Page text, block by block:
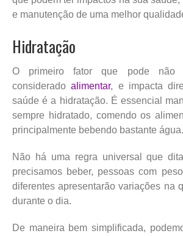
e manutenção de uma melhor
Hidratação
O primeiro fator que pode não
consideradoalimentar, e impacta
saúde é a hidratação. É essencial
sempre hidratado, comendo os
principalmente bebendo bastante água.
Não há uma regra universal que
precisamos beber, pessoas com
diferentes apresentarão variações na
durante o dia.
De maneira bem simplificada,